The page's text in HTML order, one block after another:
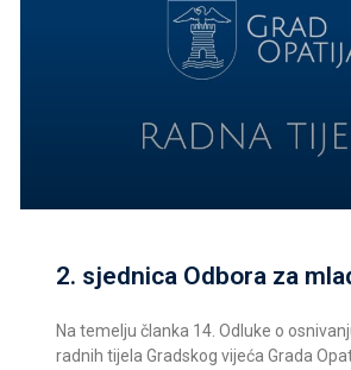
2. sjednica Odbora za
Na temelju članka 14. Odluke o
radnih tijela Gradskog vijeća Grada